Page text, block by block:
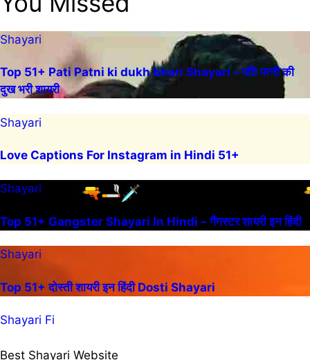
Shayari
Top 51+ Pati Patni ki dukh bhari Shayari – पति पत्नी की
दुख भरी शायरी
Shayari
Love Captions For Instagram in Hindi 51+
Shayari
Top 51+ Gangster Shayari In Hindi – गैंगस्टर शायरी इन हिंदी
Shayari
Top 51+ दोस्ती शायरी इन हिंदी Dosti Shayari
Shayari Fi
Best Shayari Website